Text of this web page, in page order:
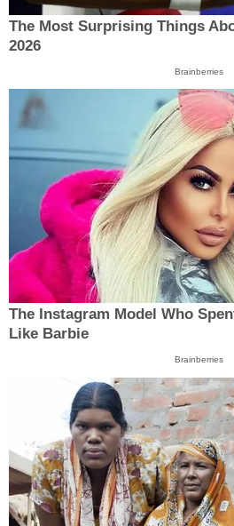
The Most Surprising Things
2026
Brainberries
The Instagram Model Who
Like Barbie
Brainberries